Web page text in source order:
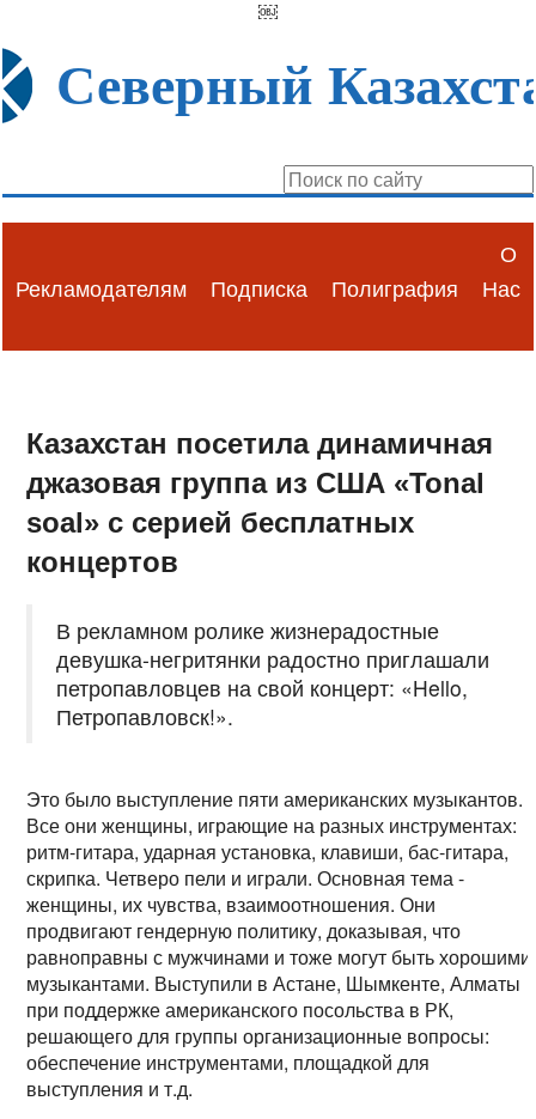
￼
Северный
Рекламодателям Подписка Полиграфия
О
Нас
Казахстан посетила динамичная
джазовая группа из США «Tonal
soal» с серией бесплатных
концертов
В рекламном ролике жизнерадостные
девушка-негритянки радостно приглашали
петропавловцев на свой концерт: «Hello,
Петропавловск!».
Это было выступление пяти американских музыкантов.
Все они женщины, играющие на разных инструментах:
ритм-гитара, ударная установка, клавиши, бас-гитара,
скрипка. Четверо пели и играли. Основная тема -
женщины, их чувства, взаимоотношения. Они
продвигают гендерную политику, доказывая, что
равноправны с мужчинами и тоже могут быть хорошими
музыкантами. Выступили в Астане, Шымкенте, Алматы
при поддержке американского посольства в РК,
решающего для группы организационные вопросы:
обеспечение инструментами, площадкой для
выступления и т.д.